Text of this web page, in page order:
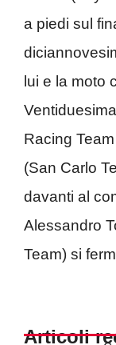
a piedi sul
lui e la moto
Racing
(San Carlo
davanti al
Alessandro
Team) si
Articoli